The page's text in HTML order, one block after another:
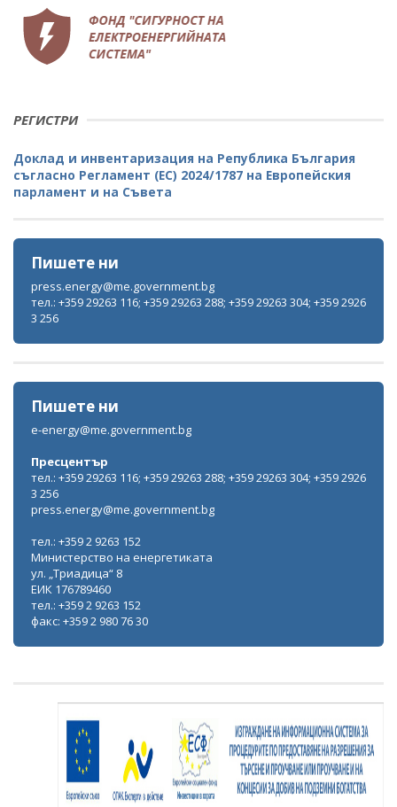
РЕГИСТРИ
Доклад и инвентаризация на Република България
съгласно Регламент (ЕС) 2024/1787 на Европейския
парламент и на Съвета
Пишете ни
press.energy@me.government.bg
тел.: +359 29263 116; +359 29263 288; +359 29263 304; +359 2926
3 256
Пишете ни
e-energy@me.government.bg
Пресцентър
тел.: +359 29263 116; +359 29263 288; +359 29263 304; +359 2926
3 256
press.energy@me.government.bg
тел.: +359 2 9263 152
Министерство на енергетиката
ул. „Триадица“ 8
ЕИК 176789460
тел.: +359 2 9263 152
факс: +359 2 980 76 30